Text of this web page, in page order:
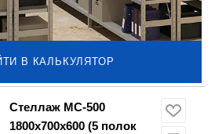
В КАЛЬКУЛЯТОР
Стеллаж МС-500
1800х700х600 (5 полок